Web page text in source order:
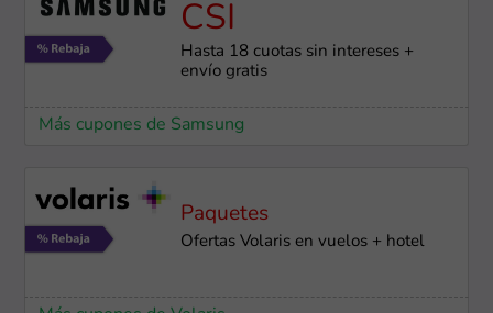
CSI
Hasta 18 cuotas sin intereses +
envío gratis
Más cupones de Samsung
Paquetes
Ofertas Volaris en vuelos + hotel